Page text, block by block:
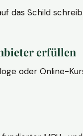
das Schild
erfüllen
oder Online-